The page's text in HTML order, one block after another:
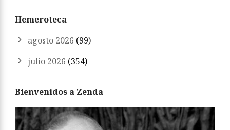
Hemeroteca
agosto 2026 (99)
julio 2026 (354)
Bienvenidos a Zenda